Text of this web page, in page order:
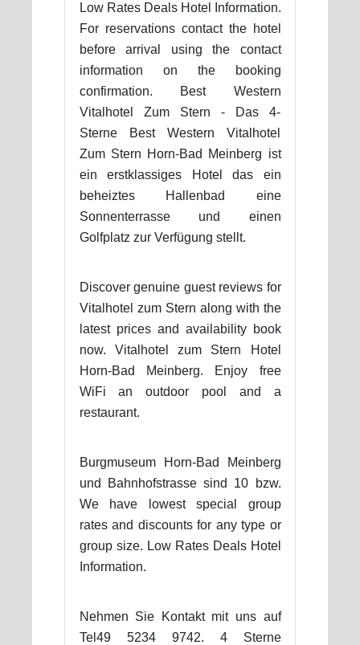
Low Rates Deals Hotel Information.
For reservations contact the hotel
before arrival using the contact
information on the booking
confirmation. Best Western
Vitalhotel Zum Stern - Das 4-
Sterne Best Western Vitalhotel
Zum Stern Horn-Bad Meinberg ist
ein erstklassiges Hotel das ein
beheiztes Hallenbad eine
Sonnenterrasse und einen
Golfplatz zur Verfügung stellt.
Discover genuine guest reviews for
Vitalhotel zum Stern along with the
latest prices and availability book
now. Vitalhotel zum Stern Hotel
Horn-Bad Meinberg. Enjoy free
WiFi an outdoor pool and a
restaurant.
Burgmuseum Horn-Bad Meinberg
und Bahnhofstrasse sind 10 bzw.
We have lowest special group
rates and discounts for any type or
group size. Low Rates Deals Hotel
Information.
Nehmen Sie Kontakt mit uns auf
Tel49 5234 9742. 4 Sterne